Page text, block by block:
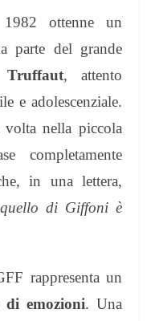
ottenne un
parte del grande
Truffaut, attento
e adolescenziale.
nella piccola
completamente
in una lettera,
di Giffoni è
rappresenta un
di emozioni. Una